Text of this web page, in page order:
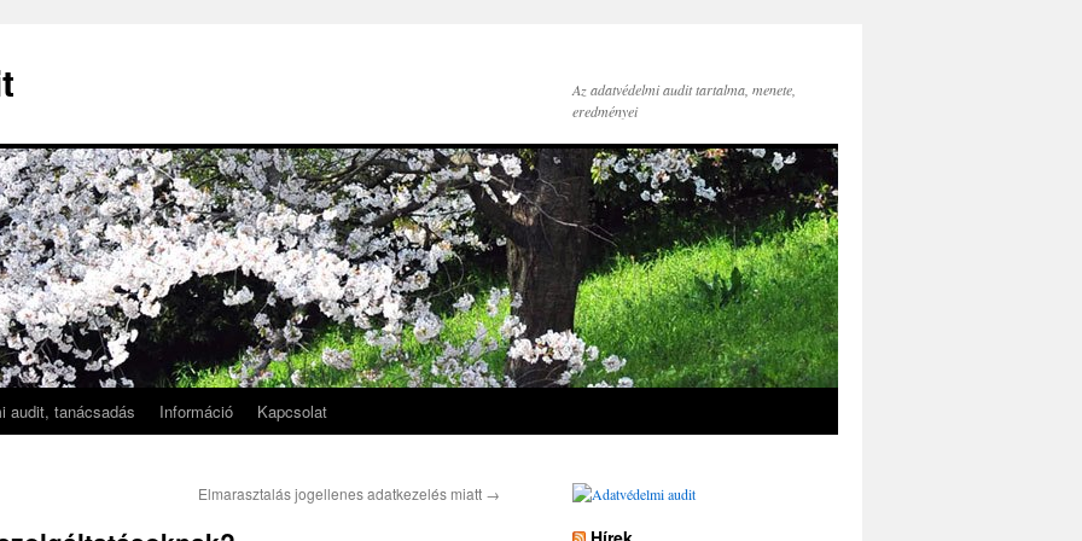
Az adatvédelmi audit tartalma, menete,
eredményei
audit, tanácsadás Információ Kapcsolat
Elmarasztalás jogellenes adatkezelés miatt →